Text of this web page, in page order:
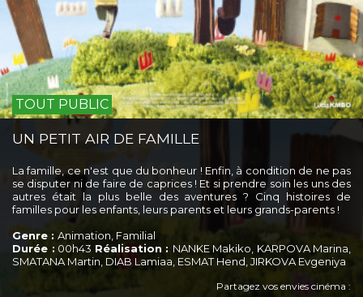
TOUT PUBLIC
UN PETIT AIR DE FAMILLE
La famille, ce n'est que du bonheur ! Enfin, à condition de ne pas
se disputer ni de faire de caprices ! Et si prendre soin les uns des
autres était la plus belle des aventures ? Cinq histoires de
familles pour les enfants, leurs parents et leurs grands-parents !
Genre : Animation, Familial
Durée : 00h43 Réalisation : NANKE Makiko, KARPOVA Marina,
SMATANA Martin, DIAB Lamiaa, ESMAT Hend, JIRKOVA Evgeniya
Partagez vos envies cinéma :